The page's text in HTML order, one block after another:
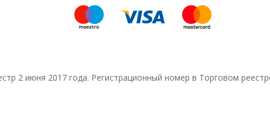
2 июня 2017 года. Регистрационный номер в Торговом